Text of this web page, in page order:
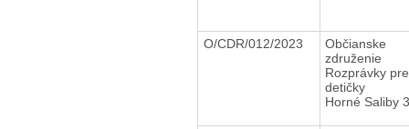
O/CDR/012/2023
Občianske
združenie
Rozprávky pre
detičky
Horné Saliby